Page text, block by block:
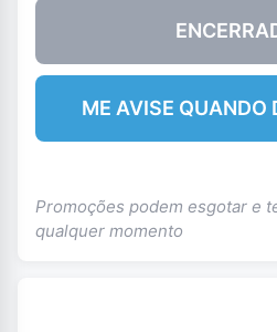
ME AVISE QUANDO
Promoções podem esgotar e
qualquer momento